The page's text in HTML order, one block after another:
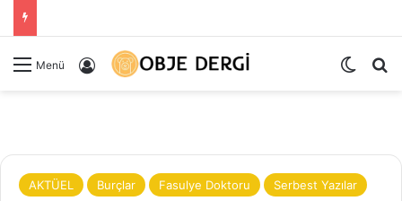
Menü Kayıt Ol Dış
AKTÜEL Burçlar Fasulye Doktoru
Serbest Yazılar